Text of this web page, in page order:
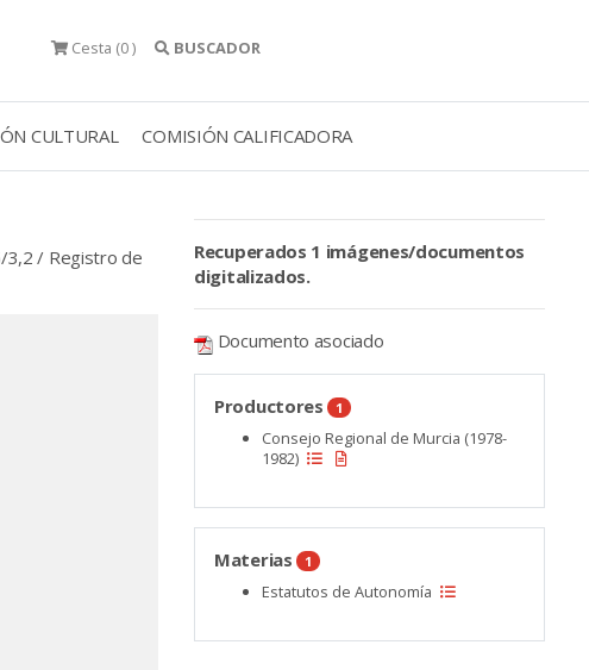
Cesta (0 ) BUSCADOR
CULTURAL COMISIÓN CALIFICADORA
3,2 / Registro de
Recuperados 1 imágenes/documentos
digitalizados.
Documento asociado
Productores 1
Consejo Regional de Murcia (1978-
1982)
Materias 1
Estatutos de Autonomía